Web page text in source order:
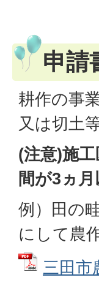
申請
耕作の事
又は切土
(注意)施
間が3ヵ
例）田の
にして農
三田市